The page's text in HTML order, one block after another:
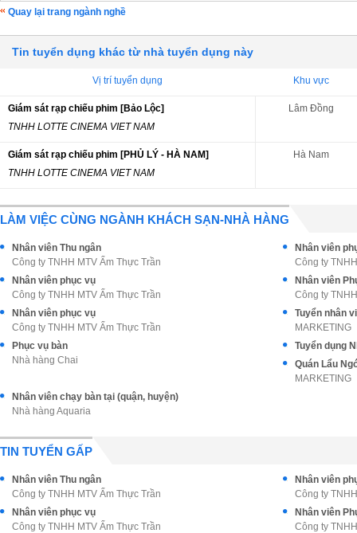
Quay lại trang ngành nghề
Tin tuyển dụng khác từ nhà tuyển dụng này
Vị trí tuyển dụng Khu vực
Giám sát rạp chiếu phim [Bảo Lộc]
TNHH LOTTE CINEMA VIET NAM
Lâm Đồng
Giám sát rạp chiếu phim [PHỦ LÝ - HÀ NAM]
TNHH LOTTE CINEMA VIET NAM
Hà Nam
LÀM VIỆC CÙNG NGÀNH KHÁCH SẠN-NHÀ HÀNG
Nhân viên Thu ngân
Công ty TNHH MTV Ẩm Thực Trần
Nhân viên
Công ty
Nhân viên phục vụ
Công ty TNHH MTV Ẩm Thực Trần
Nhân viên
Công ty
Nhân viên phục vụ
Công ty TNHH MTV Ẩm Thực Trần
MARKETING
Phục vụ bàn
Nhà hàng Chai
MARKETING
Nhân viên chạy bàn tại (quận, huyện)
Nhà hàng Aquaria
TIN TUYỂN GẤP
Nhân viên Thu ngân
Công ty TNHH MTV Ẩm Thực Trần
Nhân viên
Công ty
Nhân viên phục vụ
Công ty TNHH MTV Ẩm Thực Trần
Nhân viên
Công ty